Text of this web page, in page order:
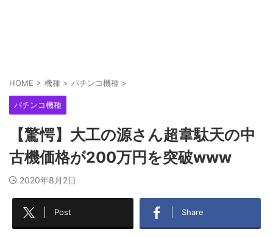
HOME > 機種 > パチンコ機種 >
パチンコ機種
【驚愕】大工の源さん超韋駄天の中
古機価格が200万円を突破www
2020年8月2日
Post Share